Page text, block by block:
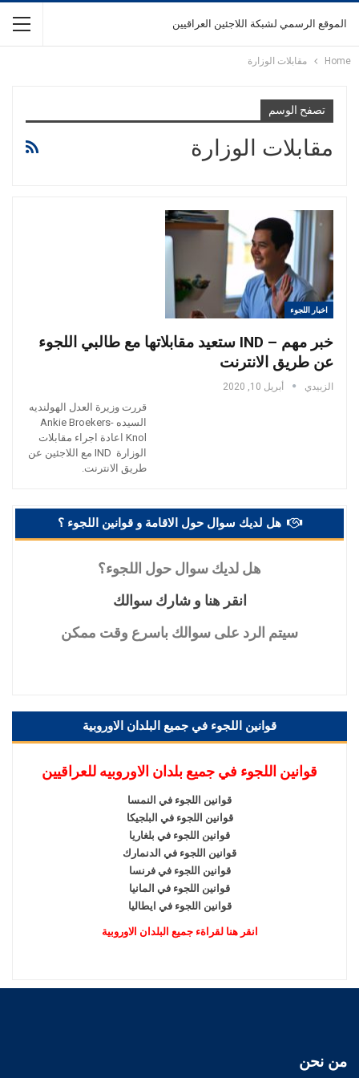
الموقع الرسمي لشبكة اللاجئين العراقيين
Home مقابلات الوزارة
تصفح الوسم
مقابلات الوزارة
اخبار اللجوء
خبر مهم – IND ستعيد مقابلاتها مع طالبي اللجوء
عن طريق الانترنت
الزبيدي أبريل 10, 2020
قررت وزيرة العدل الهولنديه
السيده Ankie Broekers-
Knol اعادة اجراء مقابلات
الوزارة IND مع اللاجئين عن
طريق الانترنت.
هل لديك سوال حول الاقامة و قوانين اللجوء ؟
هل لديك سوال حول اللجوء؟
انقر هنا و شارك سوالك
سيتم الرد على سوالك باسرع وقت ممكن
قوانين اللجوء في جميع البلدان الاوروبية
قوانين اللجوء في جميع بلدان الاوروبيه للعراقيين
قوانين اللجوء في النمسا
قوانين اللجوء في البلجيكا
قوانين اللجوء في بلغاريا
قوانين اللجوء في الدنمارك
قوانين اللجوء في فرنسا
قوانين اللجوء في المانيا
قوانين اللجوء في ايطاليا
انقر هنا لقراةء جميع البلدان الاوروبية
من نحن